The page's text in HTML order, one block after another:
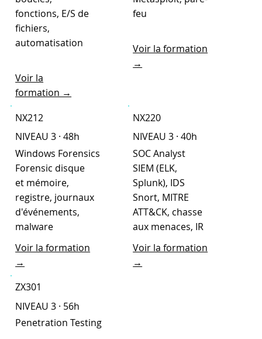
fonctions, E/S de
fichiers,
automatisation
Voir la
formation →
feu
Voir la formation
→
NX212
NIVEAU 3 · 48h
Windows Forensics
Forensic disque
et mémoire,
registre, journaux
d'événements,
malware
Voir la formation
→
NX220
NIVEAU 3 · 40h
SOC Analyst
SIEM (ELK,
Splunk), IDS
Snort, MITRE
ATT&CK, chasse
aux menaces, IR
Voir la formation
→
ZX301
NIVEAU 3 · 56h
Penetration Testing